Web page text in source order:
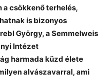
a csökkenő terhelés,
is bizonyos
György, a Semmelweis
Intézet
harmada küzd élete
alvászavarral, ami